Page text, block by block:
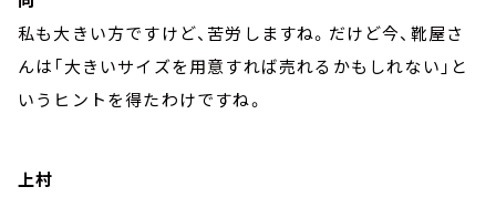
私も大きい方ですけど、苦労しますね。だけど今、靴屋さ
んは「大きいサイズを用意すれば売れるかもしれない」と
いうヒントを得たわけですね。
上村